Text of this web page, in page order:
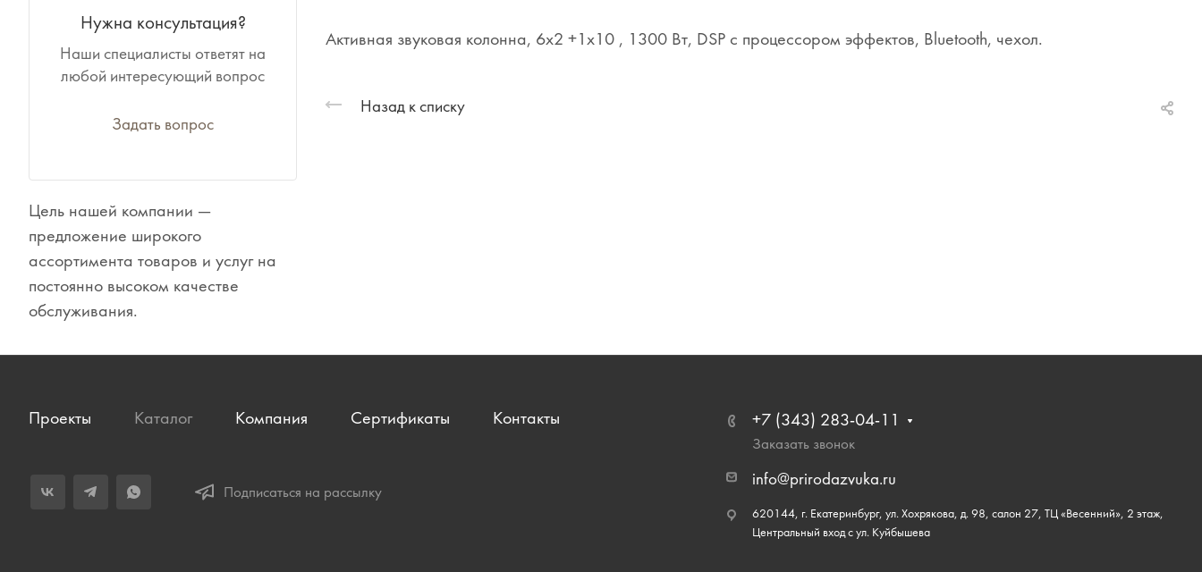
Активная звуковая колонна, 6x2 +1x10 , 1300 Вт, DSP с процессором эффектов, Bluetooth, чехол.
Назад к списку
Классические инструменты
Народные инструменты
Сувениры
Одежда
Нужна консультация?
Наши специалисты ответят на
любой интересующий вопрос
Задать вопрос
Цель нашей компании —
предложение широкого
ассортимента товаров и услуг на
постоянно высоком качестве
обслуживания.
Проекты Каталог Компания Сертификаты Контакты
Подписаться на рассылку
+7 (343) 283-04-11
Заказать звонок
info@prirodazvuka.ru
620144, г. Екатеринбург, ул. Хохрякова, д. 98, салон 27, ТЦ «Весенний», 2 этаж,
Центральный вход с ул. Куйбышева